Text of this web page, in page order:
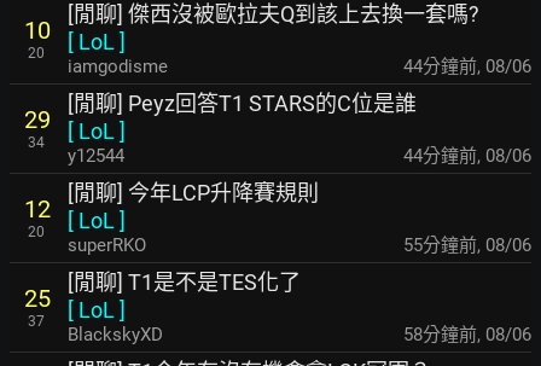
10
20
[閒聊] 傑西沒被歐拉夫Q到該上去換一套嗎?
[ LoL ]
iamgodisme 44分鐘前, 08/06
29
34
[閒聊] Peyz回答T1 STARS的C位是誰
[ LoL ]
y12544 44分鐘前, 08/06
12
20
[閒聊] 今年LCP升降賽規則
[ LoL ]
superRKO 55分鐘前, 08/06
25
37
[閒聊] T1是不是TES化了
[ LoL ]
BlackskyXD 58分鐘前, 08/06